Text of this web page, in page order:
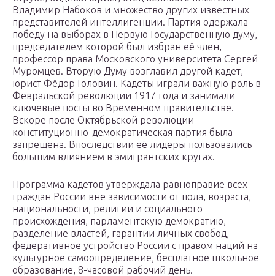
Владимир Набоков и множество других известных
представителей интеллигенции. Партия одержала
победу на выборах в Первую Государственную думу,
председателем которой был избран её член,
профессор права Московского университета Сергей
Муромцев. Вторую Думу возглавил другой кадет,
юрист Фёдор Головин. Кадеты играли важную роль в
Февральской революции 1917 года и занимали
ключевые посты во Временном правительстве.
Вскоре после Октябрьской революции
конституционно-демократическая партия была
запрещена. Впоследствии её лидеры пользовались
большим влиянием в эмигрантских кругах.
Программа кадетов утверждала равноправие всех
граждан России вне зависимости от пола, возраста,
национальности, религии и социального
происхождения, парламентскую демократию,
разделение властей, гарантии личных свобод,
федеративное устройство России с правом наций на
культурное самоопределение, бесплатное школьное
образование, 8-часовой рабочий день.